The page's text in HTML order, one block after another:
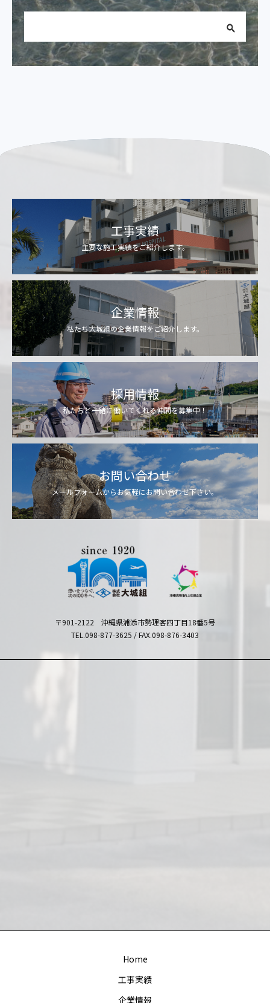
工事実績
主要な施工実績をご紹介します。
企業情報
私たち大城組の企業情報をご紹介します。
採用情報
私たちと一緒に働いてくれる仲間を募集中！
お問い合わせ
メールフォームからお気軽にお問い合わせ下さい。
〒901-2122 沖縄県浦添市勢理客四丁目18番5号
TEL.098-877-3625 / FAX.098-876-3403
Home
工事実績
企業情報